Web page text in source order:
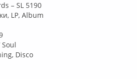
– SL 5190
LP, Album
Disco